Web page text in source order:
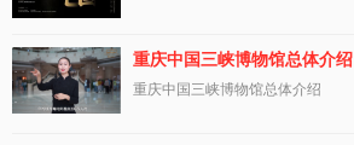
重庆中国三峡博物馆总体介绍
重庆中国三峡博物馆总体介绍